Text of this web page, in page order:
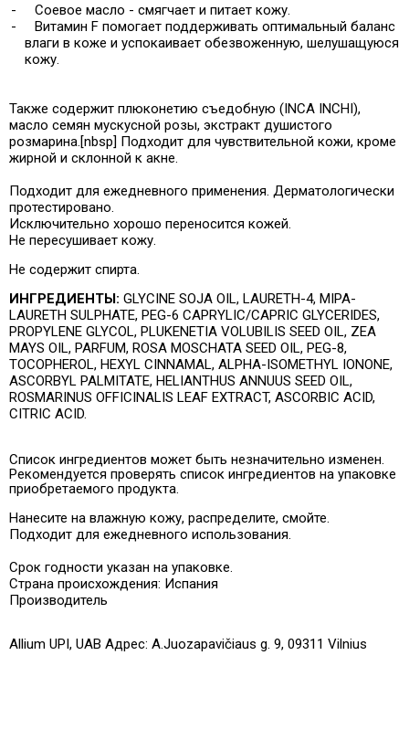
-
Соевое масло - смягчает и питает кожу.
-
Витамин F помогает поддерживать оптимальный баланс
влаги в коже и успокаивает обезвоженную, шелушащуюся
кожу.
Также содержит плюконетию съедобную (INCA INCHI),
масло семян мускусной розы, экстракт душистого
розмарина. [nbsp] Подходит для чувствительной кожи, кроме
жирной и склонной к акне.
Подходит для ежедневного применения. Дерматологически
протестировано.
Исключительно хорошо переносится кожей.
Не пересушивает кожу.
Не содержит спирта.
ИНГРЕДИЕНТЫ: GLYCINE SOJA OIL, LAURETH-4, MIPA-
LAURETH SULPHATE, PEG-6 CAPRYLIC/CAPRIC GLYCERIDES,
PROPYLENE GLYCOL, PLUKENETIA VOLUBILIS SEED OIL, ZEA
MAYS OIL, PARFUM, ROSA MOSCHATA SEED OIL, PEG-8,
TOCOPHEROL, HEXYL CINNAMAL, ALPHA-ISOMETHYL IONONE,
ASCORBYL PALMITATE, HELIANTHUS ANNUUS SEED OIL,
ROSMARINUS OFFICINALIS LEAF EXTRACT, ASCORBIC ACID,
CITRIC ACID.
Список ингредиентов может быть незначительно изменен.
Рекомендуется проверять список ингредиентов на упаковке
приобретаемого продукта.
Нанесите на влажную кожу, распределите, смойте.
Подходит для ежедневного использования.
Срок годности указан на упаковке.
Страна происхождения: Испания
Производитель
Allium UPI, UAB Адрес: A.Juozapavičiaus g. 9, 09311 Vilnius